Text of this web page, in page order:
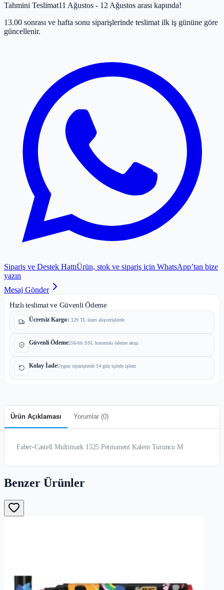
Tahmini Teslimat11 Ağustos - 12 Ağustos arası kapında!
13.00 sonrası ve hafta sonu siparişlerinde teslimat ilk iş gününe göre
güncellenir.
Sipariş ve Destek HattıÜrün, stok ve sipariş için WhatsApp’tan bize
yazın
Mesaj Gönder
Hızlı teslimat ve Güvenli Ödeme
Ücretsiz Kargo1.129 TL üzeri alışverişlerde
Güvenli Ödeme256-bit SSL korumalı ödeme akışı
Kolay İadeUygun siparişlerde 14 gün içinde işlem
Ürün Açıklaması Yorumlar (0)
Faber-Castell Multimark 1525 Permanent Kalem Turuncu M
Benzer Ürünler